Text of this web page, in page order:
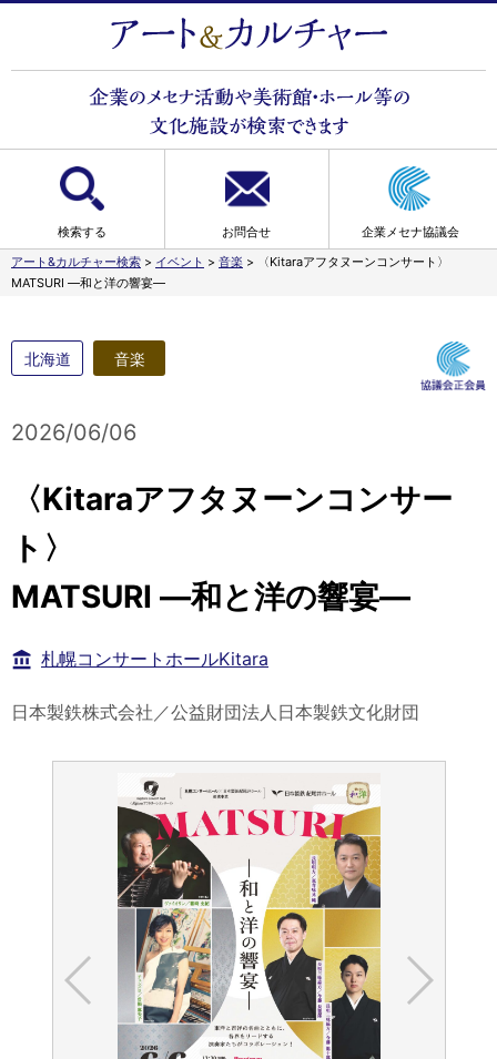
検索する お問合せ
企業メセナ協議会
アート&カルチャー検索 > イベント > 音楽 >
〈Kitaraアフタヌーンコンサート〉
MATSURI ―和と洋の響宴―
北海道 音楽
2026/06/06
〈Kitaraアフタヌーンコンサー
ト〉
MATSURI ―和と洋の響宴―
札幌コンサートホールKitara
日本製鉄株式会社／公益財団法人日本製鉄文化財団